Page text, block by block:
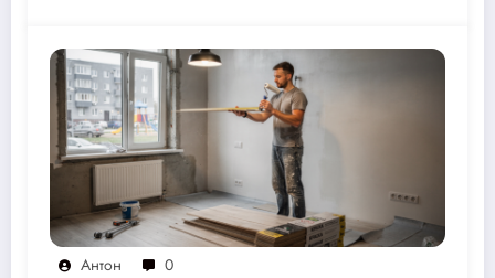
Антон 0